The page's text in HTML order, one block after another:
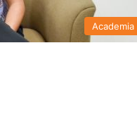
Academia